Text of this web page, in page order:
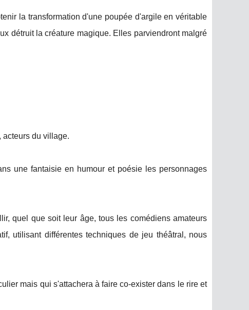
la transformation d'une poupée d'argile en véritable
détruit la créature magique. Elles parviendront malgré
acteurs du village.
une fantaisie en humour et poésie les personnages
quel que soit leur âge, tous les comédiens amateurs
utilisant différentes techniques de jeu théâtral, nous
mais qui s'attachera à faire co-exister dans le rire et